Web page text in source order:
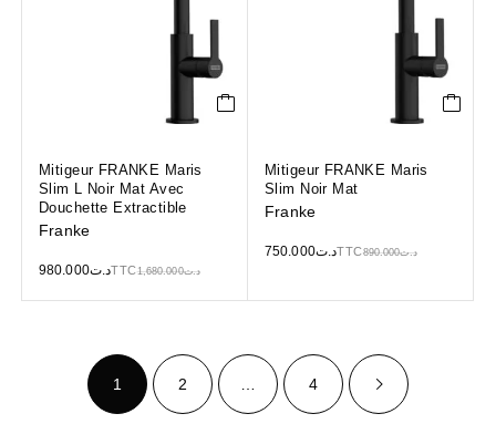
Mitigeur FRANKE Maris
Slim L Noir Mat Avec
Douchette Extractible
Franke
د.ت1,680.000 د.ت980.000 TTC
Mitigeur FRANKE Maris
Slim Noir Mat
Franke
د.ت890.000 د.ت750.000 TTC
1 2 4